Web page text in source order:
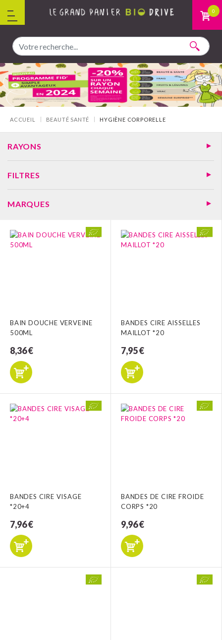
0
ACCUEIL BEAUTÉ SANTÉ HYGIÈNE CORPORELLE
RAYONS
FILTRES
MARQUES
BAIN DOUCHE VERVEINE
500ML
8,36 €
BANDES CIRE AISSELLES
MAILLOT *20
7,95 €
BANDES CIRE VISAGE
*20+4
7,96 €
BANDES DE CIRE FROIDE
CORPS *20
9,96 €